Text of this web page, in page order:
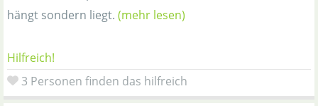
hängt sondern liegt. (mehr lesen)
Hilfreich!
3 Personen finden das hilfreich